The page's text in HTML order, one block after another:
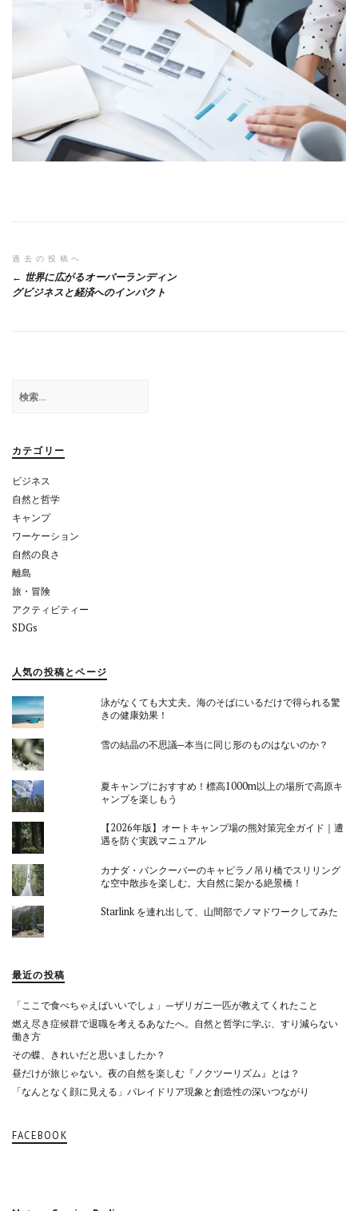
投
稿
ー
ョ
ン
過去の投稿へ
世界に広がるオーバーランディン
グビジネスと経済へのインパクト
索:
カテゴリー
ビジネス
自然と哲学
キャンプ
ワーケーション
自然の良さ
離島
旅・冒険
アクティビティー
SDGs
人気の投稿とページ
泳がなくても大丈夫。海のそばにいるだけで得られる驚
きの健康効果！
雪の結晶の不思議─本当に同じ形のものはないのか？
夏キャンプにおすすめ！標高1000m以上の場所で高原キ
ャンプを楽しもう
【2026年版】オートキャンプ場の熊対策完全ガイド｜遭
遇を防ぐ実践マニュアル
カナダ・バンクーバーのキャピラノ吊り橋でスリリング
な空中散歩を楽しむ。大自然に架かる絶景橋！
Starlink を連れ出して、山間部でノマドワークしてみた
最近の投稿
「ここで食べちゃえばいいでしょ」—ザリガニ一匹が教えてくれたこと
燃え尽き症候群で退職を考えるあなたへ。自然と哲学に学ぶ、すり減らない
働き方
その蝶、きれいだと思いましたか？
昼だけが旅じゃない。夜の自然を楽しむ『ノクツーリズム』とは？
「なんとなく顔に見える」パレイドリア現象と創造性の深いつながり
FACEBOOK